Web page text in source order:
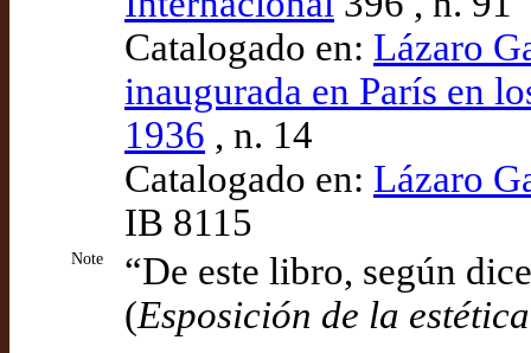
Catalogado en: Lázaro
inaugurada en París en
1936 , n. 14
Catalogado en: Lázaro
IB 8115
Note
“De este libro, según
(Esposición de la